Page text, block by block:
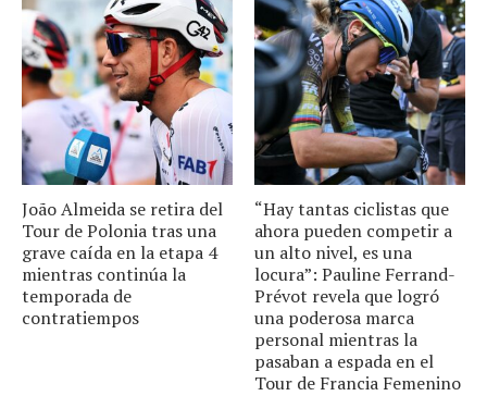
João Almeida se retira del
Tour de Polonia tras una
grave caída en la etapa 4
mientras continúa la
temporada de
contratiempos
“Hay tantas ciclistas que
ahora pueden competir a
un alto nivel, es una
locura”: Pauline Ferrand-
Prévot revela que logró
una poderosa marca
personal mientras la
pasaban a espada en el
Tour de Francia Femenino